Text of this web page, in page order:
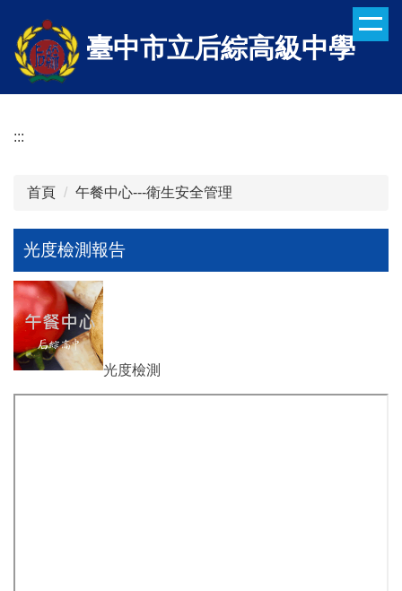
到
主
區
臺中市立后綜高級中學
:::
首頁 午餐中心---衛生安全管理
光度檢測報告
光度檢測